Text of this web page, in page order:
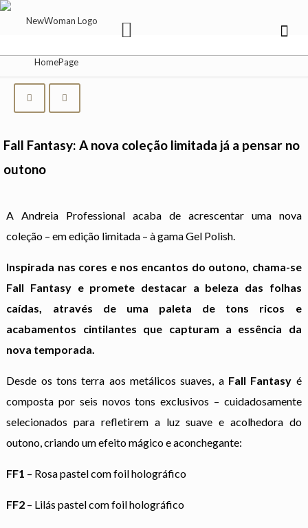
Fall Fantasy: A nova coleção limitada já a pensar no
outono
A Andreia Professional acaba de acrescentar uma nova
coleção – em edição limitada – à gama Gel Polish.
Inspirada nas cores e nos encantos do outono, chama-se
Fall Fantasy e promete destacar a beleza das folhas
caídas, através de uma paleta de tons ricos e
acabamentos cintilantes que capturam a essência da
nova temporada.
Desde os tons terra aos metálicos suaves, a Fall Fantasy é
composta por seis novos tons exclusivos – cuidadosamente
selecionados para refletirem a luz suave e acolhedora do
outono, criando um efeito mágico e aconchegante:
FF1 – Rosa pastel com foil holográfico
FF2 – Lilás pastel com foil holográfico